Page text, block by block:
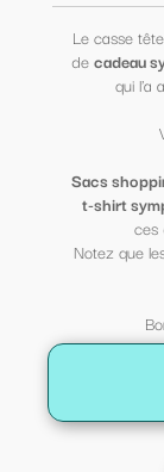
Le casse
decadeau
qui l'a
Sacs
t-shirt
ces
Notez que